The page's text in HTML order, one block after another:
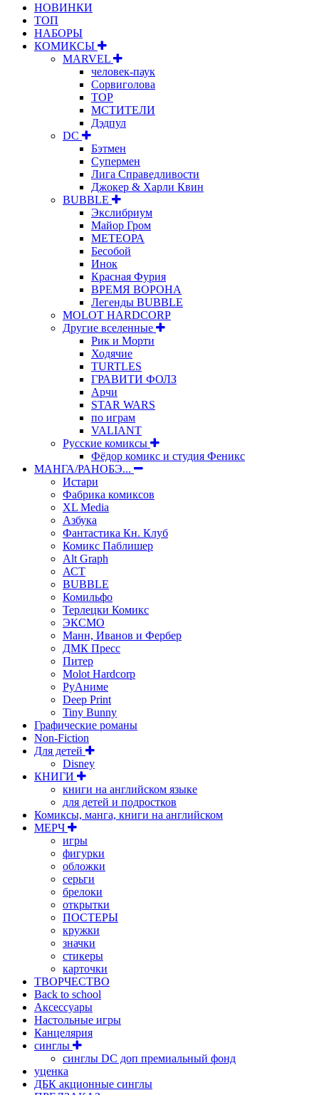
НОВИНКИ
ТОП
НАБОРЫ
КОМИКСЫ
MARVEL
человек-паук
Сорвиголова
ТОР
МСТИТЕЛИ
Дэдпул
DC
Бэтмен
Супермен
Лига Справедливости
Джокер & Харли Квин
BUBBLE
Экслибриум
Майор Гром
МЕТЕОРА
Бесобой
Инок
Красная Фурия
ВРЕМЯ ВОРОНА
Легенды BUBBLE
MOLOT HARDCORP
Другие вселенные
Рик и Морти
Ходячие
TURTLES
ГРАВИТИ ФОЛЗ
Арчи
STAR WARS
по играм
VALIANT
Русские комиксы
Фёдор комикс и студия Феникс
МАНГА/РАНОБЭ...
Истари
Фабрика комиксов
XL Media
Азбука
Фантастика Кн. Клуб
Комикс Паблишер
Alt Graph
АСТ
BUBBLE
Комильфо
Терлецки Комикс
ЭКСМО
Манн, Иванов и Фербер
ДМК Пресс
Питер
Molot Hardcorp
РуАниме
Deep Print
Tiny Bunny
Графические романы
Non-Fiction
Для детей
Disney
КНИГИ
книги на английском языке
для детей и подростков
Комиксы, манга, книги на английском
МЕРЧ
игры
фигурки
обложки
серьги
брелоки
открытки
ПОСТЕРЫ
кружки
значки
стикеры
карточки
ТВОРЧЕСТВО
Back to school
Аксессуары
Настольные игры
Канцелярия
синглы
синглы DC доп премиальный фонд
уценка
ДБК акционные синглы